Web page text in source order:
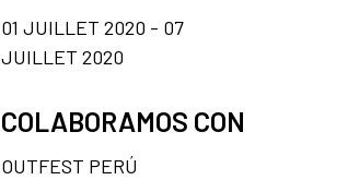
01 JUILLET 2020 - 07
JUILLET 2020
COLABORAMOS CON
OUTFEST PERÚ